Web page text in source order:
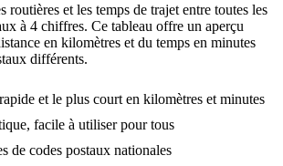
routières et les temps de trajet entre toutes les
à 4 chiffres. Ce tableau offre un aperçu
en kilomètres et du temps en minutes
différents.
et le plus court en kilomètres et minutes
facile à utiliser pour tous
de codes postaux nationales